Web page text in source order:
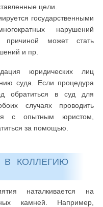
цели.
государственными
нарушений
причиной может стать
и пр.
юридических лиц
суда. Если процедура
обратиться в суд для
случаях проводить
с опытным юристом,
за помощью.
В КОЛЛЕГИЮ
наталкивается на
камней. Например,